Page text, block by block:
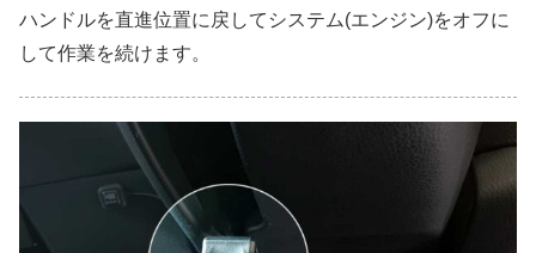
ハンドルを直進位置に戻してシステム(エンジン)をオフに
して作業を続けます。